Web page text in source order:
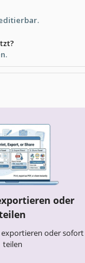
oder
exportieren oder sofort
teilen